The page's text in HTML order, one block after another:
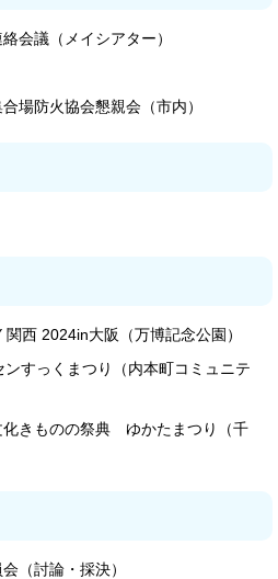
会議（メイシアター）
場防火協会懇親会（市内）
西 2024in大阪（万博記念公園）
すっくまつり（内本町コミュニテ
きものの祭典 ゆかたまつり（千
（討論・採決）